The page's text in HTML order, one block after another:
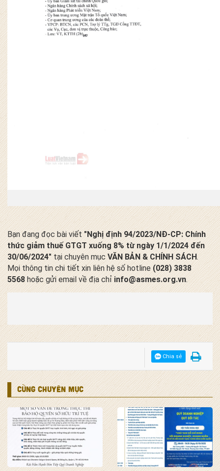
Bạn đang đọc bài viết"Nghị định 94/2023/NĐ-CP: Chính
thức giảm thuế GTGT xuống 8% từ ngày 1/1/2024 đến
30/06/2024"tại chuyên mụcVĂN BẢN & CHÍNH SÁCH.
Mọi thông tin chi tiết xin liên hệ số hotline(028) 3838
5568hoặc gửi email về địa chỉinfo@asmes.org.vn.
Chia sẻ
CÙNG CHUYÊN MỤC